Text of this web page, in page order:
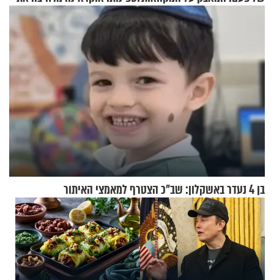
התקיפות בעומק רוסיה
בן 4 נעדר באשקלון: שב"כ הצטרף למאמצי האיתור